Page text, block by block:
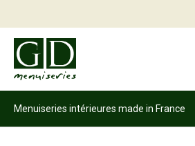
Menuiseries intérieures made in France